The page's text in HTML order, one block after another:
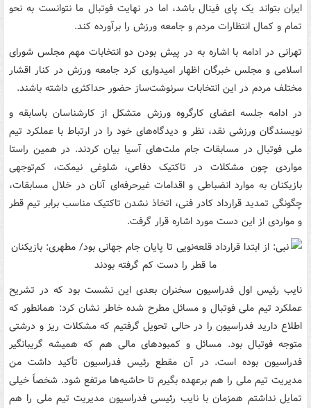
ایران بتواند یک پای فینال باشد، اما در نهایت فوتبال ما نتوانست به نحو
تمام و کمال انتظارات مردم و جامعه ورزش را برآورده کند.
تهرانی در ادامه با اشاره به در پیش بودن دو انتخابات مهم مجلس شورای
اسلامی و مجلس خبرگان اظهار امیدواری کرد جامعه ورزش در کنار اقشار
مختلف مردم در این انتخابات سرنوشت‌ساز حضور حداکثری داشته باشند.
در ادامه جلسه اعضای کارگروه ورزش متشکل از کارشناسان باسابقه و
نویسندگان ورزشی نقد، نظر و دیدگاه‌های خود را در ارتباط با عملکرد تیم
ملی فوتبال در مسابقات جام ملت‌های آسیا بیان کردند. در همین راستا
مواردی چون مشکلات در تاکتیک دفاعی، شلوغی نیمکت، کم‌توجهی
بازیکنان به موارد انضباطی و اقدامات غیرحرفه‌ای آنان در خلال مسابقات،
چگونگی تمدید قرارداد کادر فنی، اتخاذ نشدن تاکتیک مناسب برابر تیم قطر
و مواردی از این دست مورد اشاره قرار گرفت.
نایب رئیس اول فدراسیون سخنران بعدی این نشست بود که در تشریح
عملکرد تیم ملی فوتبال و مسائل مطرح شده خاطر نشان کرد: همانطور که
اطلاع دارید فدراسیون را در حالی تحویل گرفتیم که مشکلات ریز و درشتی
متوجه فوتبال بود. مسائل و کمبودهای مالی هم که همیشه گریبانگیر
فدراسیون بوده است. در آن مقطع رئیس فدراسیون تأکید داشت من
مدیریت تیم ملی را هم برعهده بگیرم تا حاشیه‌ها مرتفع شود. شخصاً خیلی
تمایل نداشتم همزمان با نایب رئیسی فدراسیون مدیریت تیم ملی را هم